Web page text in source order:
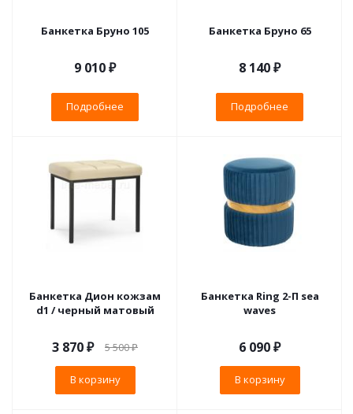
Банкетка Бруно 105
9 010 ₽
Подробнее
Банкетка Бруно 65
8 140 ₽
Подробнее
Банкетка Дион кожзам
d1 / черный матовый
3 870₽ 5 500₽
В корзину
Банкетка Ring 2-П sea
waves
6 090₽
В корзину